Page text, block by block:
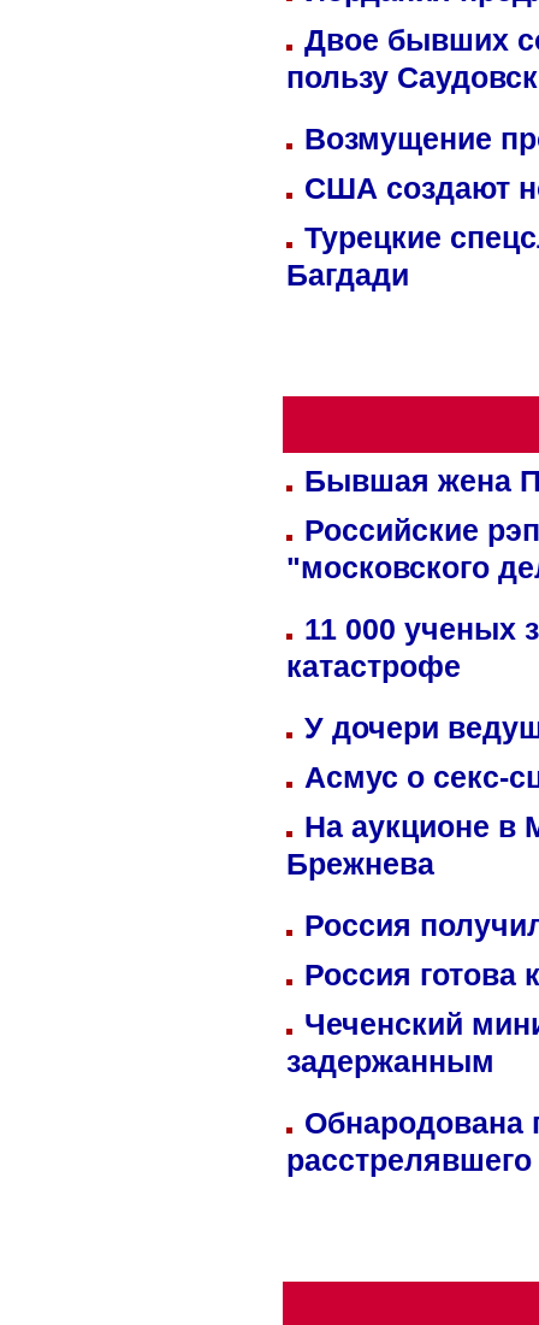
Двое бывших
пользу
Возмущение
США создают
Турецкие
Багдади
Бывшая жена
Российские
"московского
11 000 ученых
катастрофе
У дочери
Асмус о секс-
На аукционе в
Брежнева
Россия
Россия готова
Чеченский
задержанным
Обнародована